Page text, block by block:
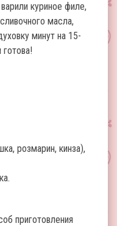
куриное филе,
масла,
минут на 15-
розмарин, кинза),
приготовления